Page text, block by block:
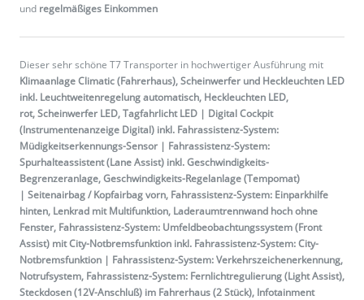
und regelmäßiges Einkommen
Dieser sehr schöne T7 Transporter in hochwertiger Ausführung mit
Klimaanlage Climatic (Fahrerhaus), Scheinwerfer und Heckleuchten LED
inkl. Leuchtweitenregelung automatisch, Heckleuchten LED,
rot, Scheinwerfer LED, Tagfahrlicht LED | Digital Cockpit
(Instrumentenanzeige Digital) inkl. Fahrassistenz-System:
Müdigkeitserkennungs-Sensor | Fahrassistenz-System:
Spurhalteassistent (Lane Assist) inkl. Geschwindigkeits-
Begrenzeranlage, Geschwindigkeits-Regelanlage (Tempomat)
| Seitenairbag / Kopfairbag vorn, Fahrassistenz-System: Einparkhilfe
hinten, Lenkrad mit Multifunktion, Laderaumtrennwand hoch ohne
Fenster, Fahrassistenz-System: Umfeldbeobachtungssystem (Front
Assist) mit City-Notbremsfunktion inkl. Fahrassistenz-System: City-
Notbremsfunktion | Fahrassistenz-System: Verkehrszeichenerkennung,
Notrufsystem, Fahrassistenz-System: Fernlichtregulierung (Light Assist),
Steckdosen (12V-Anschluß) im Fahrerhaus (2 Stück), Infotainment